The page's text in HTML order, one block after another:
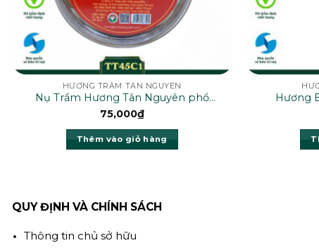
HƯƠNG TRẦM TÂN NGUYÊN
Nụ Trầm Hương Tân Nguyên phổ
thông – TT45C1
75,000₫
Thêm vào giỏ hàng
Hương
QUY ĐỊNH VÀ CHÍNH SÁCH
Thông tin chủ sở hữu